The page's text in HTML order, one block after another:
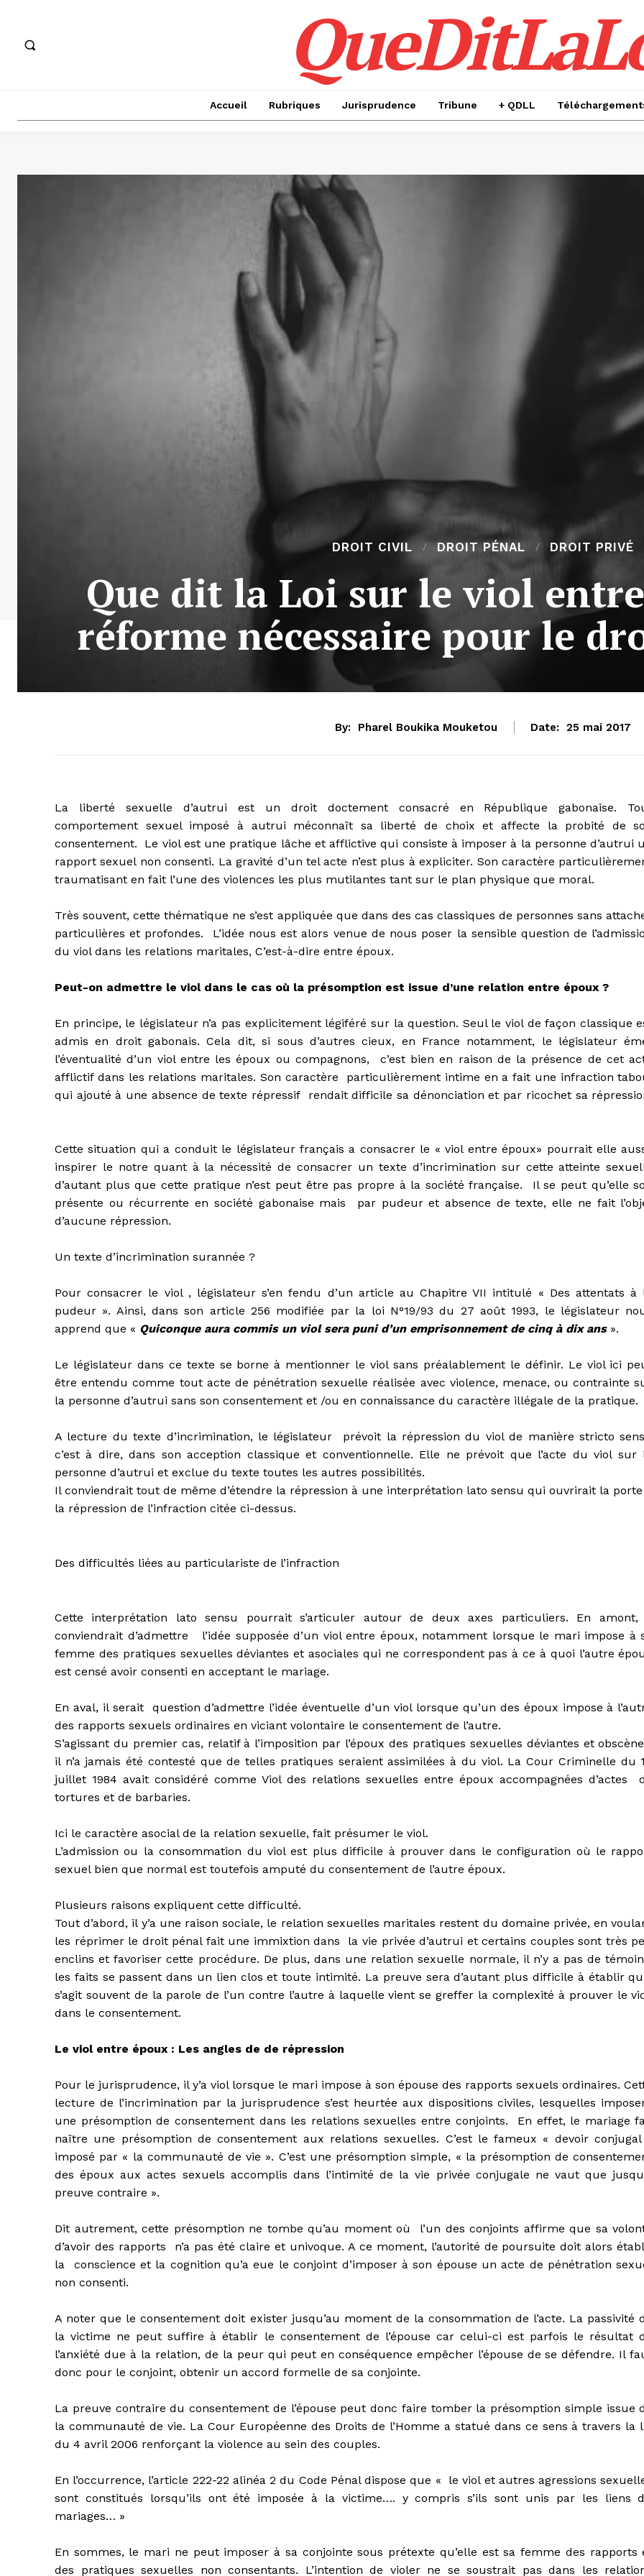
Accueil Rubriques Jurisprudence Tribune + QDLL
DROIT CIVIL DROIT PÉNAL DROIT PRIVÉ
Que dit la Loi sur le viol
réforme nécessaire pour le
By: Pharel Boukika Mouketou Date: 25 mai 2017
La liberté sexuelle d’autrui est un droit doctement consacré en République gabonaise.
comportement sexuel imposé à autrui méconnaît sa liberté de choix et affecte la probité de
consentement. Le viol est une pratique lâche et afflictive qui consiste à imposer à la personne d’autrui
rapport sexuel non consenti. La gravité d’un tel acte n’est plus à expliciter. Son caractère
traumatisant en fait l’une des violences les plus mutilantes tant sur le plan physique que moral.
Très souvent, cette thématique ne s’est appliquée que dans des cas classiques de personnes sans
particulières et profondes. L’idée nous est alors venue de nous poser la sensible question de
du viol dans les relations maritales, C’est-à-dire entre époux.
Peut-on admettre le viol dans le cas où la présomption est issue d’une relation entre époux ?
En principe, le législateur n’a pas explicitement légiféré sur la question. Seul le viol de façon classique
admis en droit gabonais. Cela dit, si sous d’autres cieux, en France notamment, le législateur
l’éventualité d’un viol entre les époux ou compagnons, c’est bien en raison de la présence de cet
afflictif dans les relations maritales. Son caractère particulièrement intime en a fait une infraction
qui ajouté à une absence de texte répressif rendait difficile sa dénonciation et par ricochet sa
Cette situation qui a conduit le législateur français a consacrer le « viol entre époux» pourrait elle
inspirer le notre quant à la nécessité de consacrer un texte d’incrimination sur cette atteinte
d’autant plus que cette pratique n’est peut être pas propre à la société française. Il se peut qu’elle
présente ou récurrente en société gabonaise mais par pudeur et absence de texte, elle ne fait
d’aucune répression.
Un texte d’incrimination surannée ?
Pour consacrer le viol , législateur s’en fendu d’un article au Chapitre VII intitulé « Des attentats à
pudeur ». Ainsi, dans son article 256 modifiée par la loi N°19/93 du 27 août 1993, le législateur
apprend que « Quiconque aura commis un viol sera puni d’un emprisonnement de cinq à dix ans».
Le législateur dans ce texte se borne à mentionner le viol sans préalablement le définir. Le viol ici
être entendu comme tout acte de pénétration sexuelle réalisée avec violence, menace, ou contrainte
la personne d’autrui sans son consentement et /ou en connaissance du caractère illégale de la pratique.
A lecture du texte d’incrimination, le législateur prévoit la répression du viol de manière stricto
c’est à dire, dans son acception classique et conventionnelle. Elle ne prévoit que l’acte du viol sur
personne d’autrui et exclue du texte toutes les autres possibilités.
Il conviendrait tout de même d’étendre la répression à une interprétation lato sensu qui ouvrirait la
la répression de l’infraction citée ci-dessus.
Des difficultés liées au particulariste de l’infraction
Cette interprétation lato sensu pourrait s’articuler autour de deux axes particuliers. En
conviendrait d’admettre l’idée supposée d’un viol entre époux, notamment lorsque le mari impose à
femme des pratiques sexuelles déviantes et asociales qui ne correspondent pas à ce à quoi l’autre
est censé avoir consenti en acceptant le mariage.
En aval, il serait question d’admettre l’idée éventuelle d’un viol lorsque qu’un des époux impose à
des rapports sexuels ordinaires en viciant volontaire le consentement de l’autre.
S’agissant du premier cas, relatif à l’imposition par l’époux des pratiques sexuelles déviantes et
il n’a jamais été contesté que de telles pratiques seraient assimilées à du viol. La Cour Criminelle du
juillet 1984 avait considéré comme Viol des relations sexuelles entre époux accompagnées d’actes
tortures et de barbaries.
Ici le caractère asocial de la relation sexuelle, fait présumer le viol.
L’admission ou la consommation du viol est plus difficile à prouver dans le configuration où le
sexuel bien que normal est toutefois amputé du consentement de l’autre époux.
Plusieurs raisons expliquent cette difficulté.
Tout d’abord, il y’a une raison sociale, le relation sexuelles maritales restent du domaine privée, en
les réprimer le droit pénal fait une immixtion dans la vie privée d’autrui et certains couples sont très
enclins et favoriser cette procédure. De plus, dans une relation sexuelle normale, il n’y a pas de
les faits se passent dans un lien clos et toute intimité. La preuve sera d’autant plus difficile à établir
s’agit souvent de la parole de l’un contre l’autre à laquelle vient se greffer la complexité à prouver le
dans le consentement.
Le viol entre époux : Les angles de de répression
Pour le jurisprudence, il y’a viol lorsque le mari impose à son épouse des rapports sexuels ordinaires.
lecture de l’incrimination par la jurisprudence s’est heurtée aux dispositions civiles, lesquelles
une présomption de consentement dans les relations sexuelles entre conjoints. En effet, le mariage
naître une présomption de consentement aux relations sexuelles. C’est le fameux « devoir conjugal
imposé par « la communauté de vie ». C’est une présomption simple, « la présomption de
des époux aux actes sexuels accomplis dans l’intimité de la vie privée conjugale ne vaut que
preuve contraire ».
Dit autrement, cette présomption ne tombe qu’au moment où l’un des conjoints affirme que sa
d’avoir des rapports n’a pas été claire et univoque. A ce moment, l’autorité de poursuite doit alors
la conscience et la cognition qu’a eue le conjoint d’imposer à son épouse un acte de pénétration
non consenti.
A noter que le consentement doit exister jusqu’au moment de la consommation de l’acte. La passivité
la victime ne peut suffire à établir le consentement de l’épouse car celui-ci est parfois le résultat
l’anxiété due à la relation, de la peur qui peut en conséquence empêcher l’épouse de se défendre. Il
donc pour le conjoint, obtenir un accord formelle de sa conjointe.
La preuve contraire du consentement de l’épouse peut donc faire tomber la présomption simple issue
la communauté de vie. La Cour Européenne des Droits de l’Homme a statué dans ce sens à travers la
du 4 avril 2006 renforçant la violence au sein des couples.
En l’occurrence, l’article 222-22 alinéa 2 du Code Pénal dispose que « le viol et autres agressions
sont constitués lorsqu’ils ont été imposée à la victime…. y compris s’ils sont unis par les liens
mariages… »
En sommes, le mari ne peut imposer à sa conjointe sous prétexte qu’elle est sa femme des rapports
des pratiques sexuelles non consentants. L’intention de violer ne se soustrait pas dans les